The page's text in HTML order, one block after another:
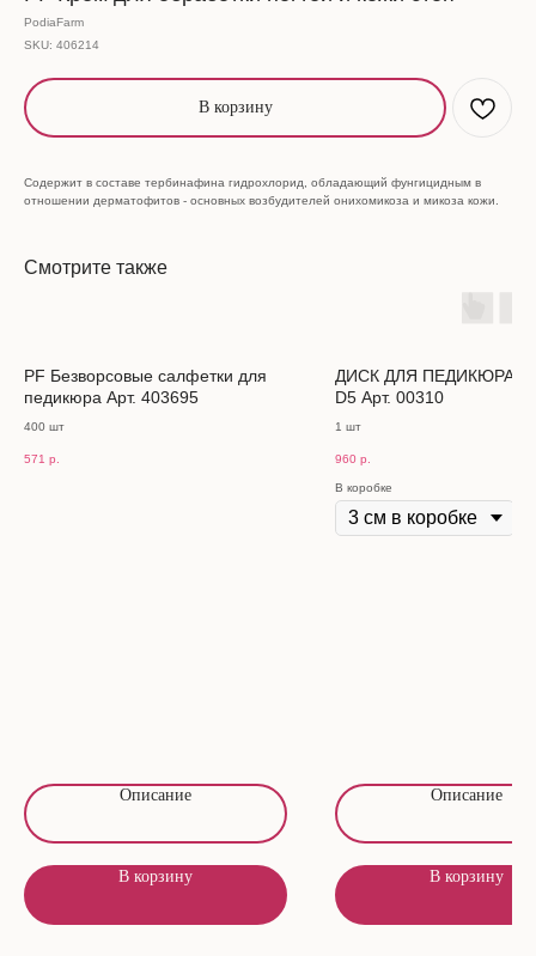
PodiaFarm
SKU: 406214
В корзину
Содержит в составе тербинафина гидрохлорид, обладающий фунгицидным в
отношении дерматофитов - основных возбудителей онихомикоза и микоза кожи.
Смотрите также
PF Безворсовые салфетки для
педикюра Арт. 403695
400 шт
571 р.
Описание
В корзину
ДИСК ДЛЯ ПЕДИКЮРА
D5 Арт. 00310
1 шт
960 р.
В коробке
Описание
В корзину